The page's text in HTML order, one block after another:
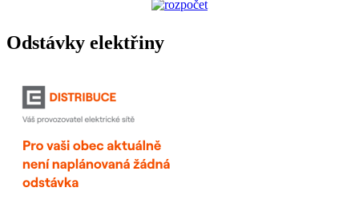
Odstávky elektřiny